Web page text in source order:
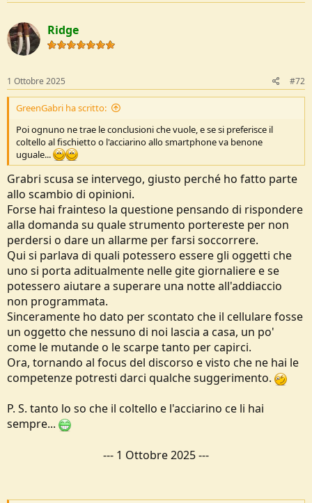
c
t
i
o
s
:
Ridge
1 Ottobre 2025 #72
GreenGabri ha scritto:
Poi ognuno ne trae le conclusioni che vuole, e se si preferisce il
coltello al fischietto o l'acciarino allo smartphone va benone
uguale...
Grabri scusa se intervego, giusto perché ho fatto parte
allo scambio di opinioni.
Forse hai frainteso la questione pensando di rispondere
alla domanda su quale strumento portereste per non
perdersi o dare un allarme per farsi soccorrere.
Qui si parlava di quali potessero essere gli oggetti che
uno si porta aditualmente nelle gite giornaliere e se
potessero aiutare a superare una notte all'addiaccio
non programmata.
Sinceramente ho dato per scontato che il cellulare fosse
un oggetto che nessuno di noi lascia a casa, un po'
come le mutande o le scarpe tanto per capirci.
Ora, tornando al focus del discorso e visto che ne hai le
competenze potresti darci qualche suggerimento.
P. S. tanto lo so che il coltello e l'acciarino ce li hai
sempre...
--- 1 Ottobre 2025---